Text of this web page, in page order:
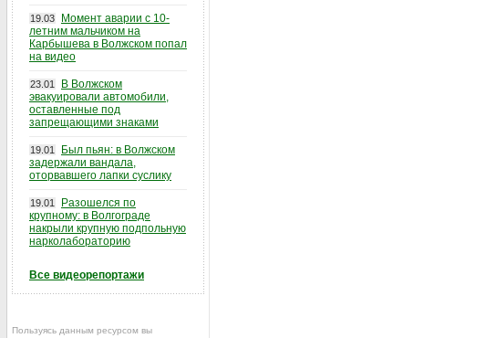
19.03
Момент аварии с 10-
летним мальчиком на
Карбышева в Волжском попал
на видео
23.01
В Волжском
эвакуировали автомобили,
оставленные под
запрещающими знаками
19.01
Был пьян: в Волжском
задержали вандала,
оторвавшего лапки суслику
19.01
Разошелся по
крупному: в Волгограде
накрыли крупную подпольную
нарколабораторию
Все видеорепортажи
Пользуясь данным ресурсом вы